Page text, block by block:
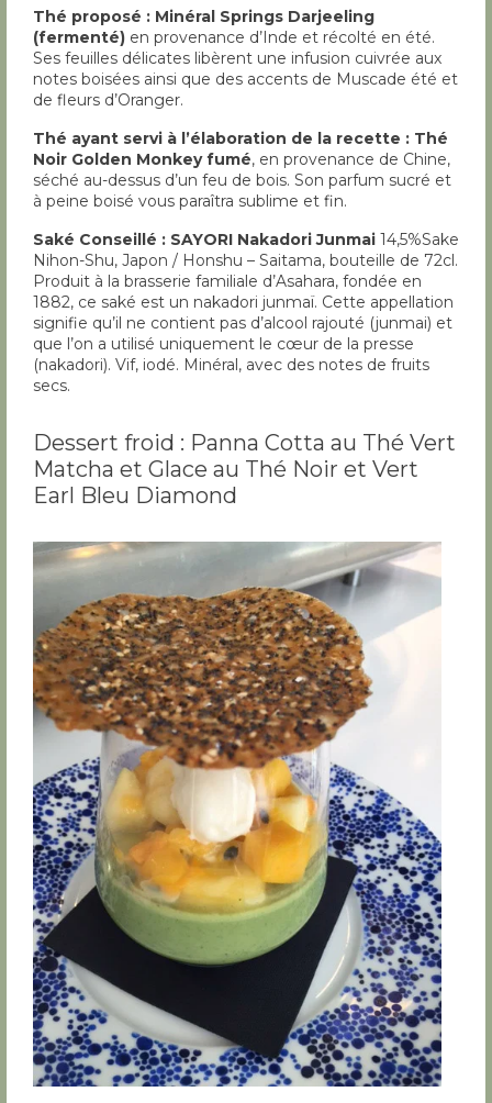
Thé proposé : Minéral Springs Darjeeling
(fermenté) en provenance d’Inde et récolté en été.
Ses feuilles délicates libèrent une infusion cuivrée aux
notes boisées ainsi que des accents de Muscade été et
de fleurs d’Oranger.
Thé ayant servi à l’élaboration de la recette : Thé
Noir Golden Monkey fumé, en provenance de Chine,
séché au-dessus d’un feu de bois. Son parfum sucré et
à peine boisé vous paraîtra sublime et fin.
Saké Conseillé : SAYORI Nakadori Junmai 14,5%Sake
Nihon-Shu, Japon / Honshu – Saitama, bouteille de 72cl.
Produit à la brasserie familiale d’Asahara, fondée en
1882, ce saké est un nakadori junmaï. Cette appellation
signifie qu’il ne contient pas d’alcool rajouté (junmai) et
que l’on a utilisé uniquement le cœur de la presse
(nakadori). Vif, iodé. Minéral, avec des notes de fruits
secs.
Dessert froid : Panna Cotta au Thé Vert
Matcha et Glace au Thé Noir et Vert
Earl Bleu Diamond